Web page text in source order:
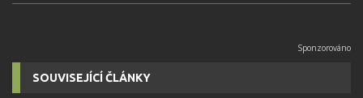
SOUVISEJÍCÍ ČLÁNKY